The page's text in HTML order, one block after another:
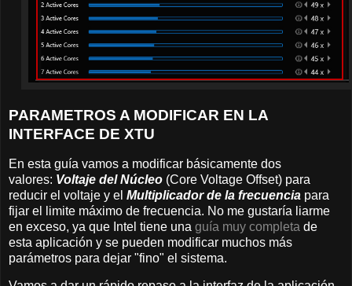
PARAMETROS A MODIFICAR EN LA
INTERFACE DE XTU
En esta guía vamos a modificar básicamente dos
valores: Voltaje del Núcleo (Core Voltage Offset) para
reducir el voltaje y el Multiplicador de la frecuencia para
fijar el limite máximo de frecuencia. No me gustaría liarme
en exceso, ya que Intel tiene una guía muy completa de
esta aplicación y se pueden modificar muchos más
parámetros para dejar "fino" el sistema.